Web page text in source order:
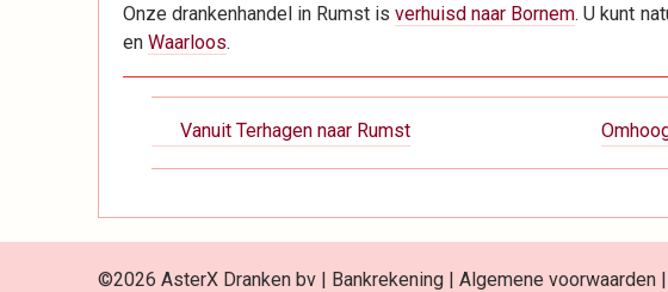
Onze drankenhandel in Rumst isverhuisd naar Bornem. U kunt
en Waarloos.
Boeknavigatie-
links
Route
Vanuit Terhagen naar Rumst
©2026 AsterX Dranken bv | Bankrekening | Algemene voorwaarden |